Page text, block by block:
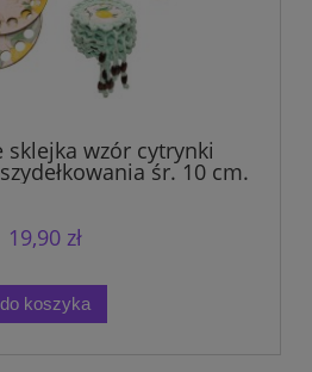
sklejka wzór cytrynki
śr. 10 cm.
19,90 zł
do koszyka